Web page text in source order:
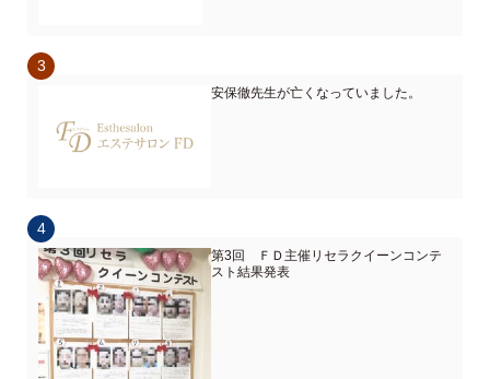
安保徹先生が亡くなっていました。
第3回 ＦＤ主催リセラクイーンコンテ
スト結果発表